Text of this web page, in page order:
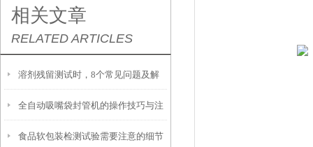
相关文章
RELATED ARTICLES
溶剂残留测试时，8个常见问题及解
决方式请收好
全自动吸嘴袋封管机的操作技巧与注
意事项
食品软包装检测试验需要注意的细节